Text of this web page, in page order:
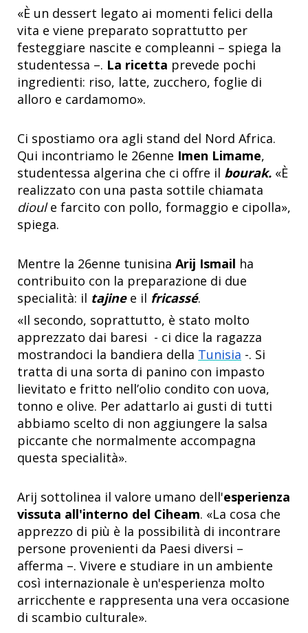
«È un dessert legato ai momenti felici della
vita e viene preparato soprattutto per
festeggiare nascite e compleanni – spiega la
studentessa –. La ricetta prevede pochi
ingredienti: riso, latte, zucchero, foglie di
alloro e cardamomo».
Ci spostiamo ora agli stand del Nord Africa.
Qui incontriamo le 26enne Imen Limame,
studentessa algerina che ci offre il bourak. «È
realizzato con una pasta sottile chiamata
dioule farcito con pollo, formaggio e cipolla»,
spiega.
Mentre la 26enne tunisina Arij Ismail ha
contribuito con la preparazione di due
specialità: il tajine e il fricassé.
«Il secondo, soprattutto, è stato molto
apprezzato dai baresi - ci dice la ragazza
mostrandoci la bandiera della Tunisia -. Si
tratta di una sorta di panino con impasto
lievitato e fritto nell’olio condito con uova,
tonno e olive. Per adattarlo ai gusti di tutti
abbiamo scelto di non aggiungere la salsa
piccante che normalmente accompagna
questa specialità».
Arij sottolinea il valore umano dell'esperienza
vissuta all'interno del Ciheam. «La cosa che
apprezzo di più è la possibilità di incontrare
persone provenienti da Paesi diversi –
afferma –. Vivere e studiare in un ambiente
così internazionale è un'esperienza molto
arricchente e rappresenta una vera occasione
di scambio culturale».